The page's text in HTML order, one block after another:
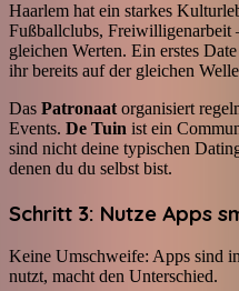
Haarlem hat ein starkes
Fußballclubs, Freiwilligenarbeit
gleichen Werten. Ein erstes
ihr bereits auf der gleichen
Das Patronaat organisiert
Events. De Tuin ist ein
sind nicht deine typischen
denen du du selbst bist.
Schritt 3: Nutze Apps
Keine Umschweife: Apps sind
nutzt, macht den Unterschied.